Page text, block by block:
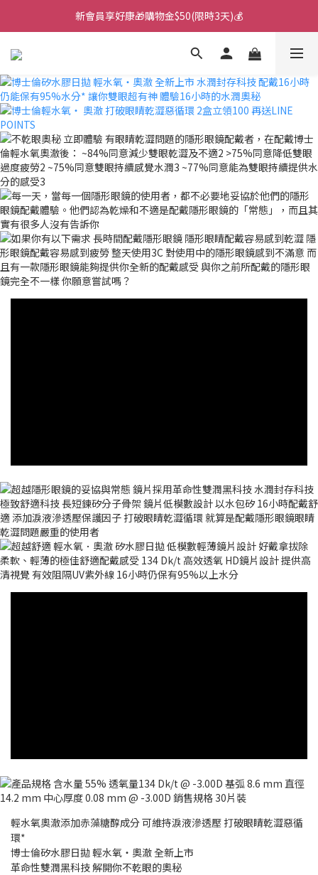
🌙韓國直送！遊樂園月拋新上市！🌙
新會員享好康🎁購物金$50(限時3天)💰
🌙韓國直送！遊樂園月拋新上市！🌙
輕水氧奧澈添加赤藻糖醇成分 可維持淚液滲透壓 打破眼睛乾澀惡循
環*
博士倫矽水膠日拋 輕水氧‧奧澈 全新上市
革命性雙潤黑科技 解開你不乾眼的奧秘